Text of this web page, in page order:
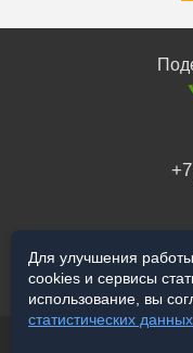
Для улучшения
cookies и сервисы
использование, вы
статистических